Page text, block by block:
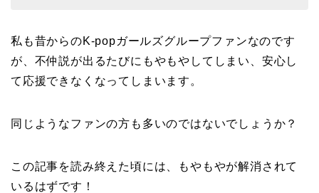
私も昔からのK-popガールズグループファンなのです
が、不仲説が出るたびにもやもやしてしまい、安心し
て応援できなくなってしまいます。
同じようなファンの方も多いのではないでしょうか？
この記事を読み終えた頃には、もやもやが解消されて
いるはずです！